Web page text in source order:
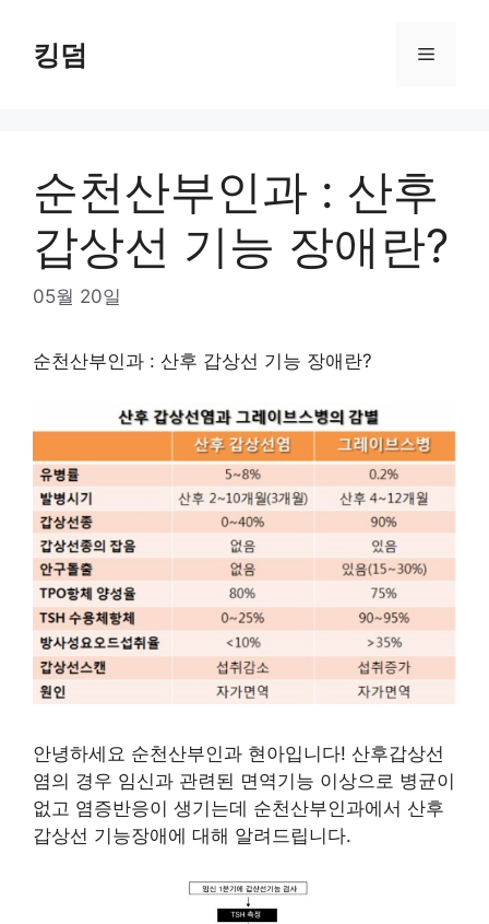
content킹덤 Menu
순천산부인과 : 산후
갑상선 기능 장애란?
05월 20일
순천산부인과 : 산후 갑상선 기능 장애란?
안녕하세요 순천산부인과 현아입니다! 산후갑상선
염의 경우 임신과 관련된 면역기능 이상으로 병균이
없고 염증반응이 생기는데 순천산부인과에서 산후
갑상선 기능장애에 대해 알려드립니다.